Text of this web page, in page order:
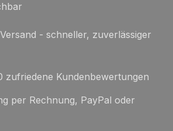
- schneller, zuverlässiger
zufriedene Kundenbewertungen
per Rechnung, PayPal oder